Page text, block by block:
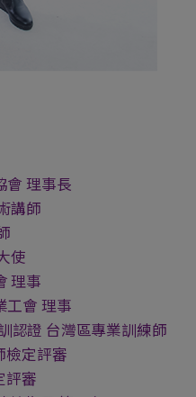
會 理事長
講師
使
理事
工會 理事
認證 台灣區專業訓練師
檢定評審
評審